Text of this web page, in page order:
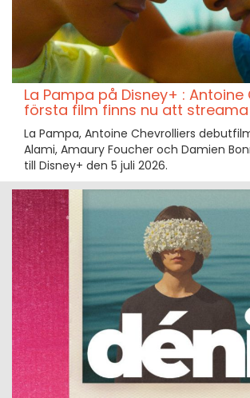
La Pampa på Disney+ : Antoine
första film finns nu att streama
La Pampa, Antoine Chevrolliers
Alami, Amaury Foucher och Damien
till Disney+ den 5 juli 2026.